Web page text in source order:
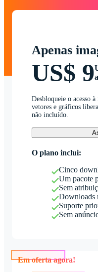
Apenas
US$ 9
Desbloqueie o acesso
vetores e gráficos
não incluído.
O plano inclui:
Cinco
Um pacote
Sem
Downloads
Suporte
Sem